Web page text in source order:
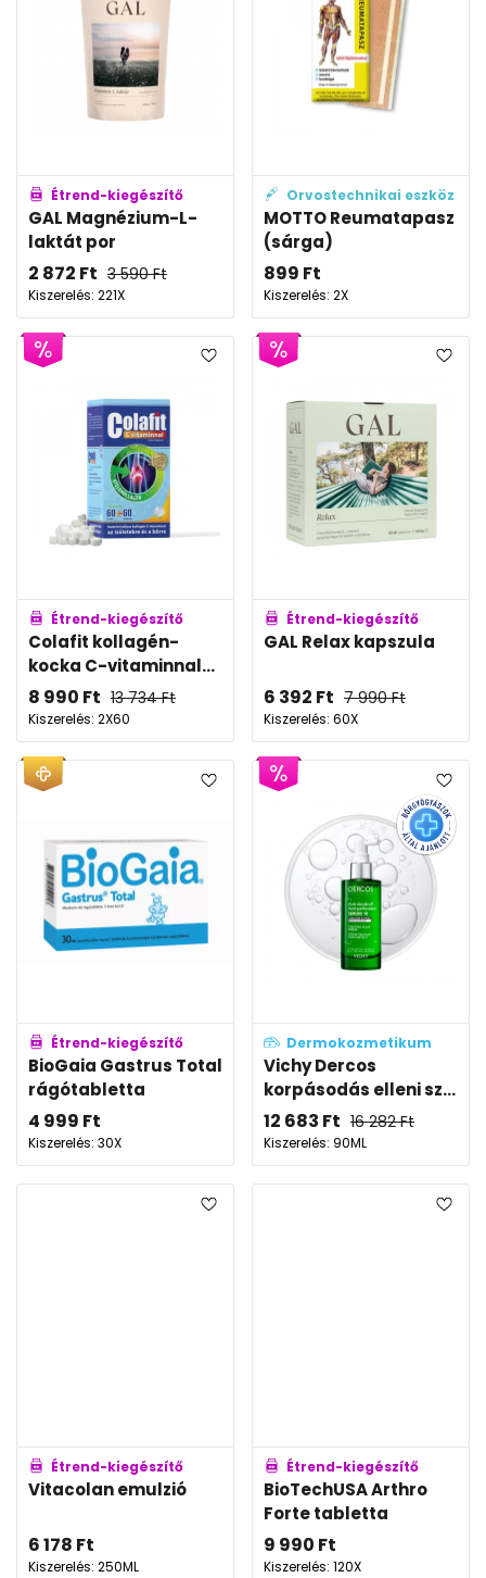
Étrend-kiegészítő
GAL Magnézium-L-
laktát por
2 872 Ft 3 590Ft
Kiszerelés: 221X
Orvostechnikai eszköz
MOTTO Reumatapasz
(sárga)
899 Ft
Kiszerelés: 2X
Étrend-kiegészítő
Colafit kollagén-
kocka C-vitaminnal...
8 990 Ft 13 734Ft
Kiszerelés: 2X60
Étrend-kiegészítő
GAL Relax kapszula
6 392 Ft 7 990Ft
Kiszerelés: 60X
Étrend-kiegészítő
BioGaia Gastrus Total
rágótabletta
4 999 Ft
Kiszerelés: 30X
Dermokozmetikum
Vichy Dercos
korpásodás elleni sz...
12 683 Ft 16 282Ft
Kiszerelés: 90ML
Étrend-kiegészítő
Vitacolan emulzió
6 178 Ft
Kiszerelés: 250ML
Étrend-kiegészítő
BioTechUSA Arthro
Forte tabletta
9 990 Ft
Kiszerelés: 120X